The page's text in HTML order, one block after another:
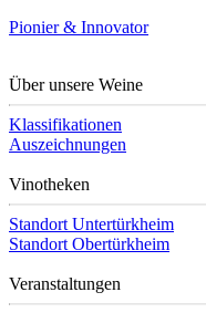
Pionier & Innovator
Über unsere Weine
Klassifikationen
Auszeichnungen
Vinotheken
Standort Untertürkheim
Standort Obertürkheim
Veranstaltungen